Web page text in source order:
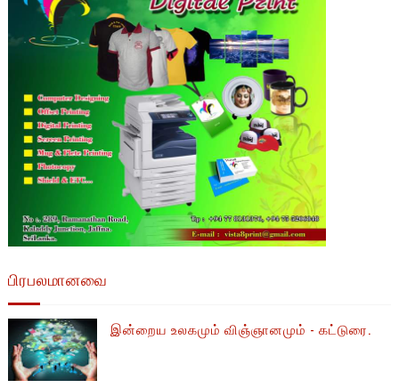
பிரபலமானவை
இன்றைய உலகமும் விஞ்ஞானமும் - கட்டுரை.